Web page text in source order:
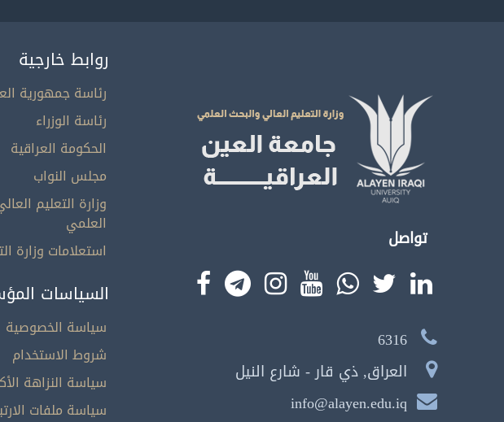
تواصل
6316
العراق, ذي قار - شارع النيل
info@alayen.edu.iq
روابط خارجية
رئاسة جمهورية
رئاسة الوزراء
الحكومة العراقية
مجلس النواب
وزارة التعليم
العلمي
استعلامات وزارة
السياسات
سياسة الخصوصية
شروط الاستخدام
سياسة النزاهة
سياسة ملفات